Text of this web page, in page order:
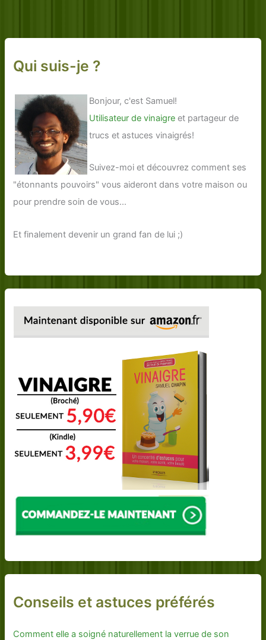
Qui suis-je ?
Bonjour, c'est Samuel!
Utilisateur de vinaigre et partageur de
trucs et astuces vinaigrés!
Suivez-moi et découvrez comment ses
"étonnants pouvoirs" vous aideront dans votre maison ou
pour prendre soin de vous...
Et finalement devenir un grand fan de lui ;)
Conseils et astuces préférés
Comment elle a soigné naturellement la verrue de son